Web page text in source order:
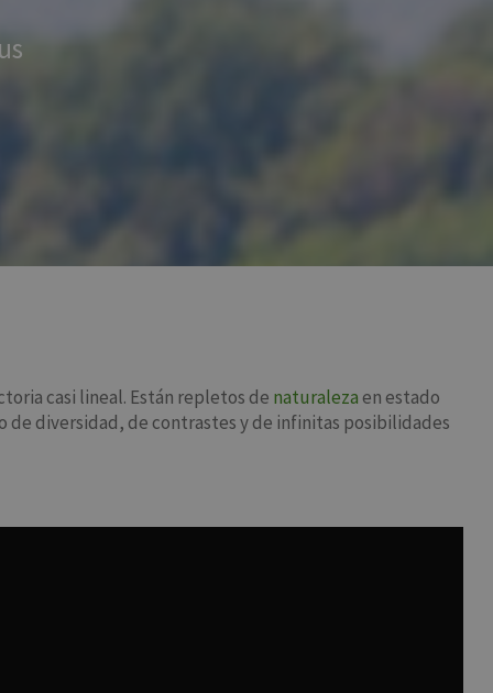
casi lineal. Están repletos de naturaleza en estado
de diversidad, de contrastes y de infinitas posibilidades